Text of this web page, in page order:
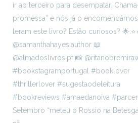
Setembro “meteu o Rossio na